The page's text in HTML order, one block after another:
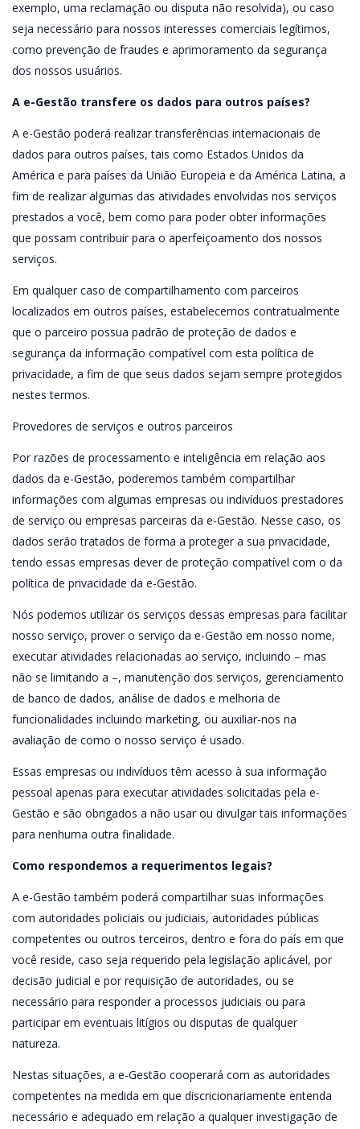
exemplo, uma reclamação ou disputa não resolvida), ou caso
seja necessário para nossos interesses comerciais legítimos,
como prevenção de fraudes e aprimoramento da segurança
dos nossos usuários.
A e-Gestão transfere os dados para outros países?
A e-Gestão poderá realizar transferências internacionais de
dados para outros países, tais como Estados Unidos da
América e para países da União Europeia e da América Latina, a
fim de realizar algumas das atividades envolvidas nos serviços
prestados a você, bem como para poder obter informações
que possam contribuir para o aperfeiçoamento dos nossos
serviços.
Em qualquer caso de compartilhamento com parceiros
localizados em outros países, estabelecemos contratualmente
que o parceiro possua padrão de proteção de dados e
segurança da informação compatível com esta política de
privacidade, a fim de que seus dados sejam sempre protegidos
nestes termos.
Provedores de serviços e outros parceiros
Por razões de processamento e inteligência em relação aos
dados da e-Gestão, poderemos também compartilhar
informações com algumas empresas ou indivíduos prestadores
de serviço ou empresas parceiras da e-Gestão. Nesse caso, os
dados serão tratados de forma a proteger a sua privacidade,
tendo essas empresas dever de proteção compatível com o da
política de privacidade da e-Gestão.
Nós podemos utilizar os serviços dessas empresas para facilitar
nosso serviço, prover o serviço da e-Gestão em nosso nome,
executar atividades relacionadas ao serviço, incluindo – mas
não se limitando a –, manutenção dos serviços, gerenciamento
de banco de dados, análise de dados e melhoria de
funcionalidades incluindo marketing, ou auxiliar-nos na
avaliação de como o nosso serviço é usado.
Essas empresas ou indivíduos têm acesso à sua informação
pessoal apenas para executar atividades solicitadas pela e-
Gestão e são obrigados a não usar ou divulgar tais informações
para nenhuma outra finalidade.
Como respondemos a requerimentos legais?
A e-Gestão também poderá compartilhar suas informações
com autoridades policiais ou judiciais, autoridades públicas
competentes ou outros terceiros, dentro e fora do país em que
você reside, caso seja requerido pela legislação aplicável, por
decisão judicial e por requisição de autoridades, ou se
necessário para responder a processos judiciais ou para
participar em eventuais litígios ou disputas de qualquer
natureza.
Nestas situações, a e-Gestão cooperará com as autoridades
competentes na medida em que discricionariamente entenda
necessário e adequado em relação a qualquer investigação de